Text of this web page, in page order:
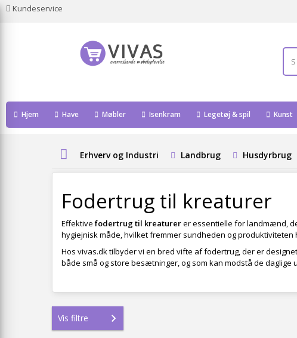
Kundeservice
Hjem Have Møbler Isenkram Legetøj & spil Kunst
Erhverv og Industri Landbrug Husdyrbrug
Fodertrug til kreaturer
Effektive fodertrug til kreaturerer essentielle for landmænd,
hygiejnisk måde, hvilket fremmer sundheden og produktiviteten
Hos vivas.dk tilbyder vi en bred vifte af fodertrug, der er
både små og store besætninger, og som kan modstå de daglige
Vis filtre